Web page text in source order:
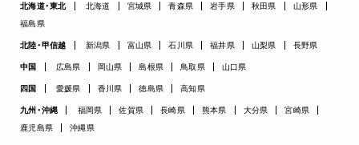
北海道・東北 北海道 宮城県 青森県 岩手県 秋田県
山形県
福島県
北陸・甲信越 新潟県 富山県 石川県 福井県 山梨県 長野県
中国 広島県 岡山県 島根県 鳥取県 山口県
四国 愛媛県 香川県 徳島県 高知県
九州・沖縄 福岡県 佐賀県 長崎県 熊本県 大分県
宮崎県
鹿児島県
沖縄県